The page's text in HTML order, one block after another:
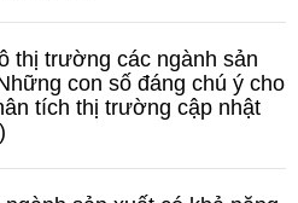
thị trường các ngành sản
con số đáng chú ý cho
tích thị trường cập nhật